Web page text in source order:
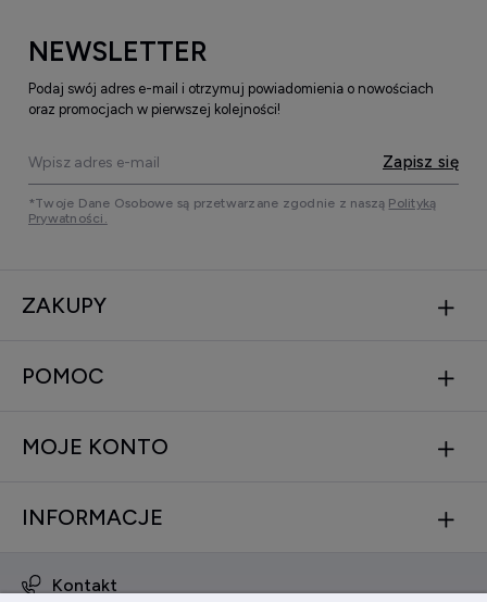
NEWSLETTER
Podaj swój adres e-mail i otrzymuj powiadomienia o nowościach
oraz promocjach w pierwszej kolejności!
Zapisz się
*Twoje Dane Osobowe są przetwarzane zgodnie z naszą Polityką
Prywatności.
ZAKUPY
POMOC
MOJE KONTO
INFORMACJE
Kontakt